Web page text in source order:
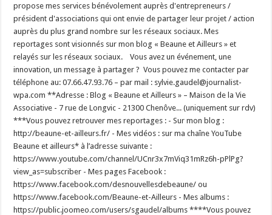
propose mes services bénévolement auprès d'entrepreneurs /
président d'associations qui ont envie de partager leur projet / action
auprès du plus grand nombre sur les réseaux sociaux. Mes
reportages sont visionnés sur mon blog « Beaune et Ailleurs » et
relayés sur les réseaux sociaux. Vous avez un événement, une
innovation, un message à partager ? Vous pouvez me contacter par
téléphone au: 07.66.47.93.76 – par mail : sylvie.gaudel@journalist-
wpa.com **Adresse : Blog « Beaune et Ailleurs » – Maison de la Vie
Associative - 7 rue de Longvic - 21300 Chenôve... (uniquement sur rdv)
***Vous pouvez retrouver mes reportages : - Sur mon blog :
http://beaune-et-ailleurs.fr/ - Mes vidéos : sur ma chaîne YouTube
Beaune et ailleurs* à l’adresse suivante :
https://www.youtube.com/channel/UCnr3x7mViq31mRz6h-pPlPg?
view_as=subscriber - Mes pages Facebook :
https://www.facebook.com/desnouvellesdebeaune/ ou
https://www.facebook.com/Beaune-et-Ailleurs - Mes albums :
https://public.joomeo.com/users/sgaudel/albums ****Vous pouvez